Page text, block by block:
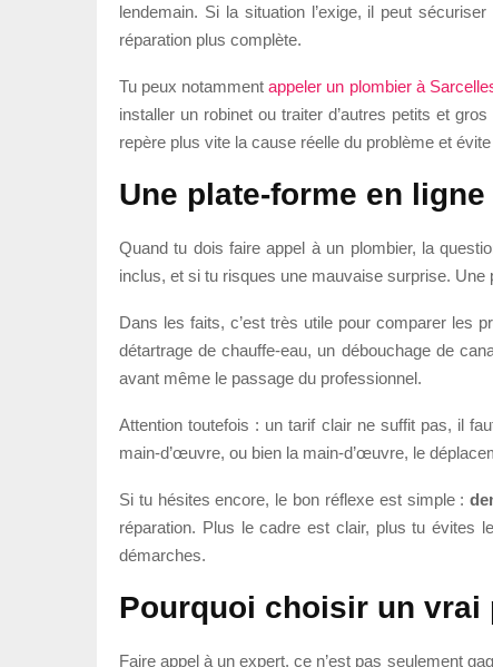
lendemain. Si la situation l’exige, il peut
réparation plus complète.
Tu peux notammentappeler un plombier à
installer un robinet ou traiter d’autres petits et
repère plus vite la cause réelle du problème et
Une plate-forme en
Quand tu dois faire appel à un plombier, la
inclus, et si tu risques une mauvaise surprise. Une
Dans les faits, c’est très utile pour comparer les
détartrage de chauffe-eau, un débouchage de
avant même le passage du professionnel.
Attention toutefois : un tarif clair ne suffit pas, il
main-d’œuvre, ou bien la main-d’œuvre, le
Si tu hésites encore, le bon réflexe est simple :
réparation. Plus le cadre est clair, plus tu évites
démarches.
Pourquoi choisir un vrai
Faire appel à un expert, ce n’est pas seulement